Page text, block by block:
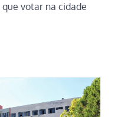
votar na cidade